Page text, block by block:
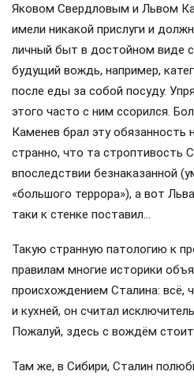
Яковом Свердловым и Львом
имели никакой прислуги и
личный быт в достойном виде
будущий вождь, например,
после еды за собой посуду.
этого часто с ним ссорился.
Каменев брал эту обязанность
странно, что та строптивость
впоследствии безнаказанной
«большого террора»), а вот
таки к стенке поставил…
Такую странную патологию к
правилам многие историки
происхождением Сталина: всё,
и кухней, он считал
Пожалуй, здесь с вождём стоит
Там же, в Сибири, Сталин